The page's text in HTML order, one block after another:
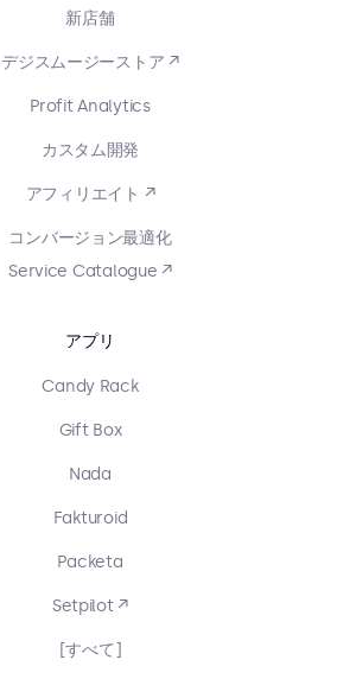
新店舗
デジスムージーストア ↗
Profit Analytics
カスタム開発
アフィリエイト ↗
コンバージョン最適化
Service Catalogue ↗
アプリ
Candy Rack
Gift Box
Nada
Fakturoid
Packeta
Setpilot ↗
[すべて]